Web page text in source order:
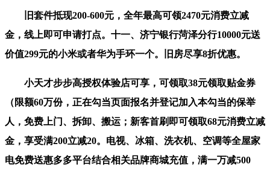
旧套件抵现200-600元，全年最高可领2470元消费立减
金，线上即可申请打点。十一、济宁银行菏泽分行10000元送
价值299元的小米或者华为手环一个。旧房尽享8折优惠。
小天才步步高授权体验店可享，可领取38元领取贴金券
（限额60万份，正在勾当页面报名并登记加入本勾当的保举
人，免费上门、拆卸、搬运；新客首刷即可领取68元消费立减
金，享受满200立减20。电视、冰箱、洗衣机、空调等全屋家
电免费送惠多多平台结合相关品牌商城充值，满一万减500